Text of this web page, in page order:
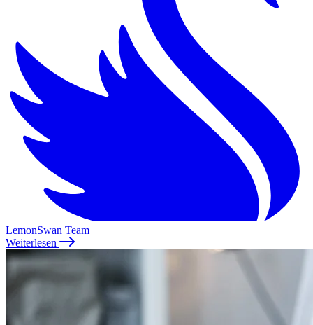
LemonSwan Team
Weiterlesen